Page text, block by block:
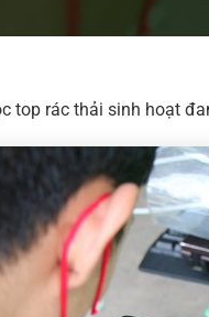
top rác thải sinh hoạt